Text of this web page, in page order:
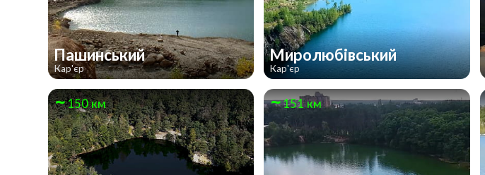
Пашинський
Кар'єр
Миролюбівський
Кар'єр
150 км 151 км